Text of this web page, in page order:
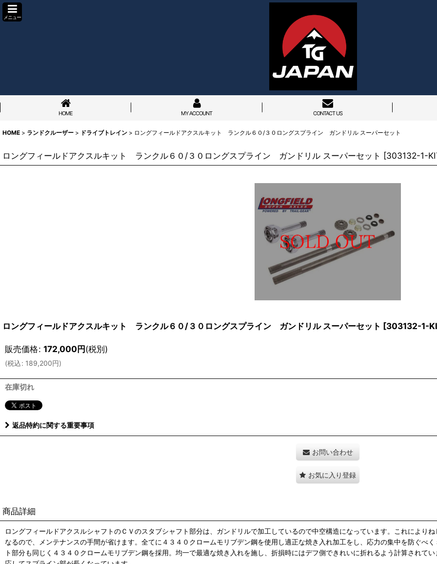
メニュー
HOME MY ACCOUNT CONTACT US
HOME > ランドクルーザー > ドライブトレイン > ロングフィールドアクスルキット ランクル６０/３０ロングスプライン ガンドリル スーパーセット
ロングフィールドアクスルキット ランクル６０/３０ロングスプライン ガンドリル スーパーセット [303132-1-
ロングフィールドアクスルキット ランクル６０/３０ロングスプライン ガンドリル スーパーセット [303132-1-
販売価格: 172,000円(税別)
(税込: 189,200円)
在庫切れ
返品特約に関する重要事項
お問い合わせ
お気に入り登録
商品詳細
ロングフィールドアクスルシャフトのＣＶのスタブシャフト部分は、ガンドリルで加工しているので中空構造になっています。これにより
なるので、メンテナンスの手間が省けます。全てに４３４０クロームモリブデン鋼を使用し適正な焼き入れ加工をし、応力の集中を防ぐべ
ト部分も同じく４３４０クロームモリブデン鋼を採用。均一で最適な焼き入れを施し、折損時にはデフ側できれいに折れるよう計算されて